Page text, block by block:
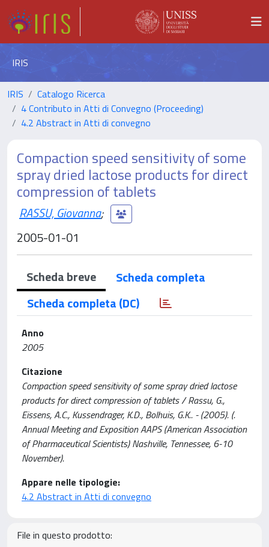
IRIS
IRIS
Catalogo Ricerca
4 Contributo in Atti di Convegno (Proceeding)
4.2 Abstract in Atti di convegno
Compaction speed sensitivity of some
spray dried lactose products for direct
compression of tablets
RASSU, Giovanna;
2005-01-01
Scheda breve
Scheda completa
Scheda completa (DC)
Anno
2005
Citazione
Compaction speed sensitivity of some spray dried lactose
products for direct compression of tablets / Rassu, G.,
Eissens, A.C., Kussendrager, K.D., Bolhuis, G.K.. - (2005). (.
Annual Meeting and Exposition AAPS (American Association
of Pharmaceutical Scientists) Nashville, Tennessee, 6-10
November).
Appare nelle tipologie:
4.2 Abstract in Atti di convegno
File in questo prodotto: